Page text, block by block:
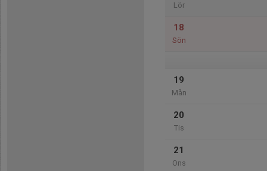
Lör
18
Sön
19
Mån
20
Tis
21
Ons